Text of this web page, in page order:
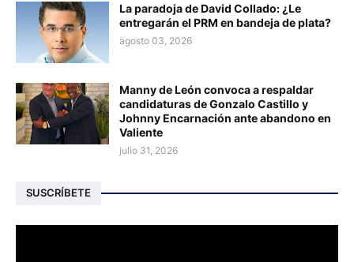
La paradoja de David Collado: ¿Le
entregarán el PRM en bandeja de plata?
agosto 03, 2026
Manny de León convoca a respaldar
candidaturas de Gonzalo Castillo y
Johnny Encarnación ante abandono en
Valiente
julio 31, 2026
SUSCRÍBETE